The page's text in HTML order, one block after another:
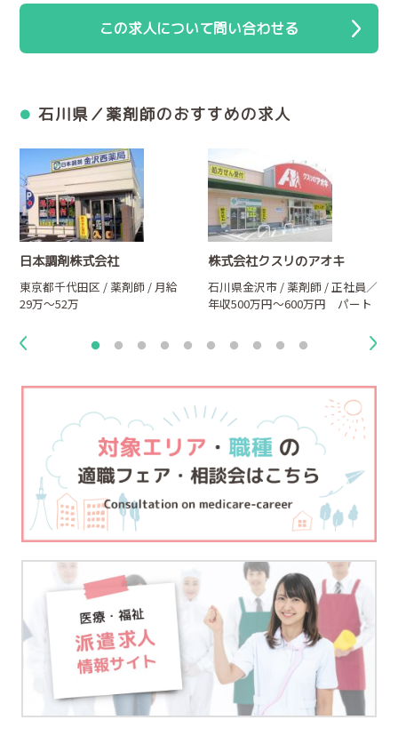
この求人について問い合わせる
石川県／薬剤師のおすすめの求人
日本調剤株式会社
東京都千代田区 / 薬剤師 / 月給
29万～52万
株式会社クスリのアオキ
石川県金沢市 / 薬剤師 / 正社員／
年収500万円～600万円 パート